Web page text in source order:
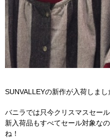
SUNVALLEYの新作が入荷しま
バニラでは只今クリスマスセー
新入荷品もすべてセール対象な
ね！